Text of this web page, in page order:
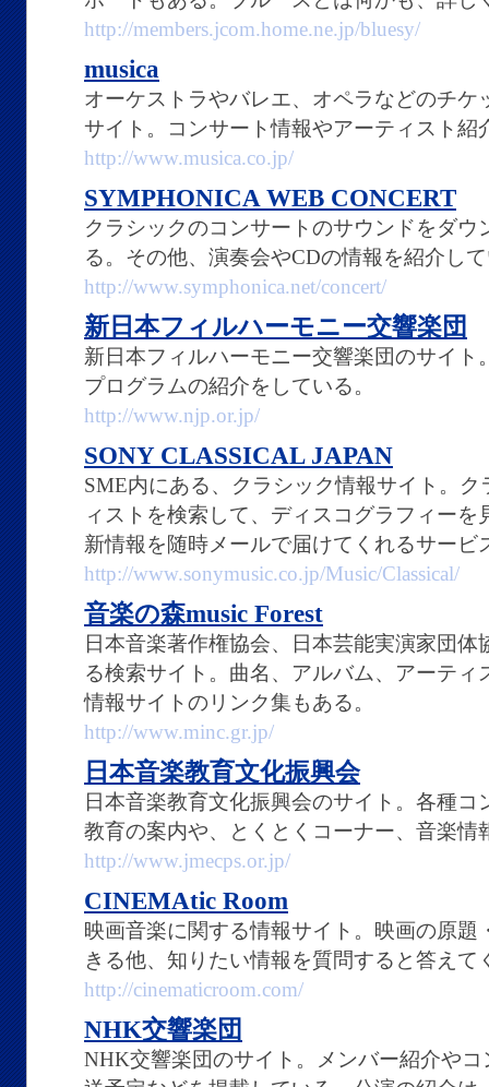
http://members.jcom.home.ne.jp/bluesy/
musica
オーケストラやバレエ、オペラなどのチ
サイト。コンサート情報やアーティスト紹
http://www.musica.co.jp/
SYMPHONICA WEB CONCERT
クラシックのコンサートのサウンドをダ
る。その他、演奏会やCDの情報を紹介し
http://www.symphonica.net/concert/
新日本フィルハーモニー交響楽団
新日本フィルハーモニー交響楽団のサイ
プログラムの紹介をしている。
http://www.njp.or.jp/
SONY CLASSICAL JAPAN
SME内にある、クラシック情報サイト。
ィストを検索して、ディスコグラフィー
新情報を随時メールで届けてくれるサービ
http://www.sonymusic.co.jp/Music/Classical/
音楽の森music Forest
日本音楽著作権協会、日本芸能実演家団
る検索サイト。曲名、アルバム、アーテ
情報サイトのリンク集もある。
http://www.minc.gr.jp/
日本音楽教育文化振興会
日本音楽教育文化振興会のサイト。各種
教育の案内や、とくとくコーナー、音楽情
http://www.jmecps.or.jp/
CINEMAtic Room
映画音楽に関する情報サイト。映画の原
きる他、知りたい情報を質問すると答え
http://cinematicroom.com/
NHK交響楽団
NHK交響楽団のサイト。メンバー紹介や